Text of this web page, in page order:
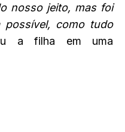
nosso jeito, mas foi
possível, como tudo
a filha em uma